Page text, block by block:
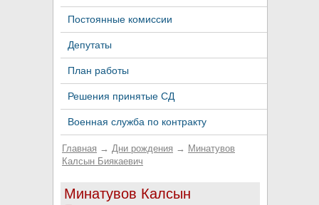
Постоянные комиссии
Депутаты
План работы
Решения принятые СД
Военная служба по контракту
Главная → Дни рождения → Минатувов
Калсын Биякаевич
Минатувов Калсын